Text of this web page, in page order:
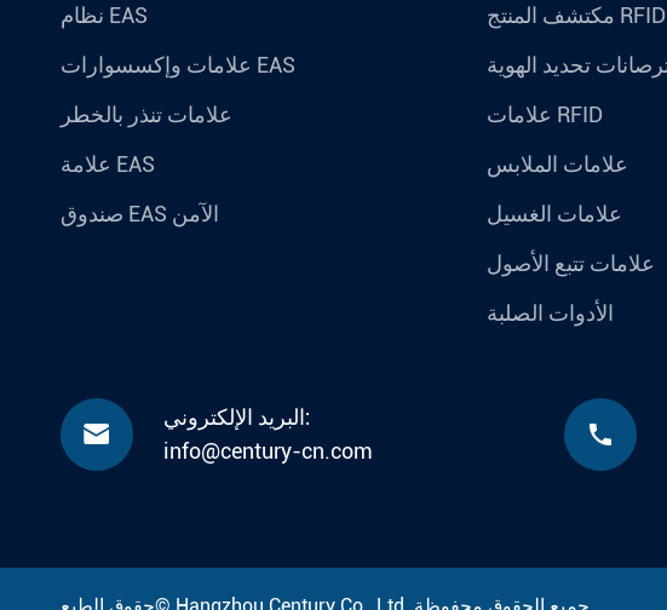
نظام EAS
علامات وإكسسوارات EAS
علامات تنذر بالخطر
علامة EAS
صندوق EAS الآمن
مكتشف المنتج RFID
علامات RFID
علامات الملابس
علامات الغسيل
علامات تتبع الأصول
الأدوات الصلبة

البريد الإلكتروني:
info@century-cn.com

حقوق الطبع© Hangzhou Century Co., Ltd.